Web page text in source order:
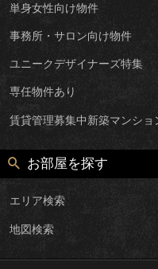
単身女性向け物件
事務所・サロン向け物件
ユニークデザイナーズ特集
専任物件あり
賃貸管理募集中新築マンショ
お部屋を探す
エリア検索
地図検索